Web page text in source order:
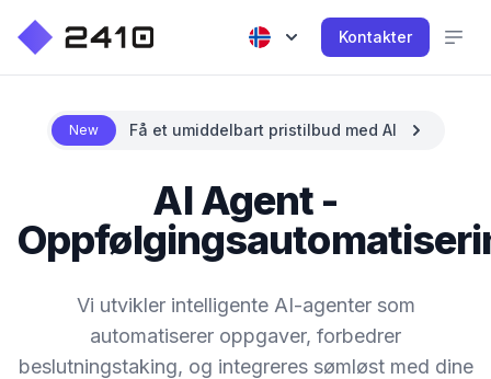
Kontakter
New Få et umiddelbart pristilbud med AI
AI Agent -
Vi utvikler intelligente AI-agenter som
automatiserer oppgaver, forbedrer
beslutningstaking, og integreres sømløst med dine